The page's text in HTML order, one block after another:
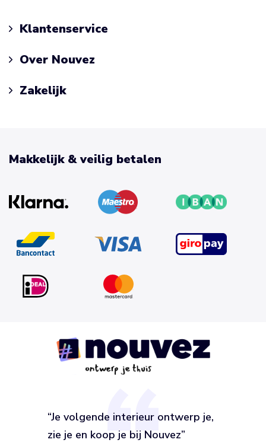
Klantenservice
Over Nouvez
Zakelijk
“Je volgende interieur ontwerp je,
zie je en koop je bij Nouvez”
Makkelijk & veilig betalen